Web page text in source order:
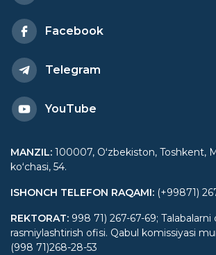
Facebook
Telegram
YouTube
MANZIL: 100007, Oʻzbekiston, Toshkent,
koʻchasi, 54.
ISHONCH TELEFON RAQAMI: (+99871)
REKTORAT: 998 71) 267-67-69; Talabalarni
rasmiylashtirish ofisi. Qabul komissiyasi
(998 71)268-28-53